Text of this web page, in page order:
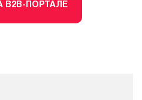
B2B-ПОРТАЛЕ